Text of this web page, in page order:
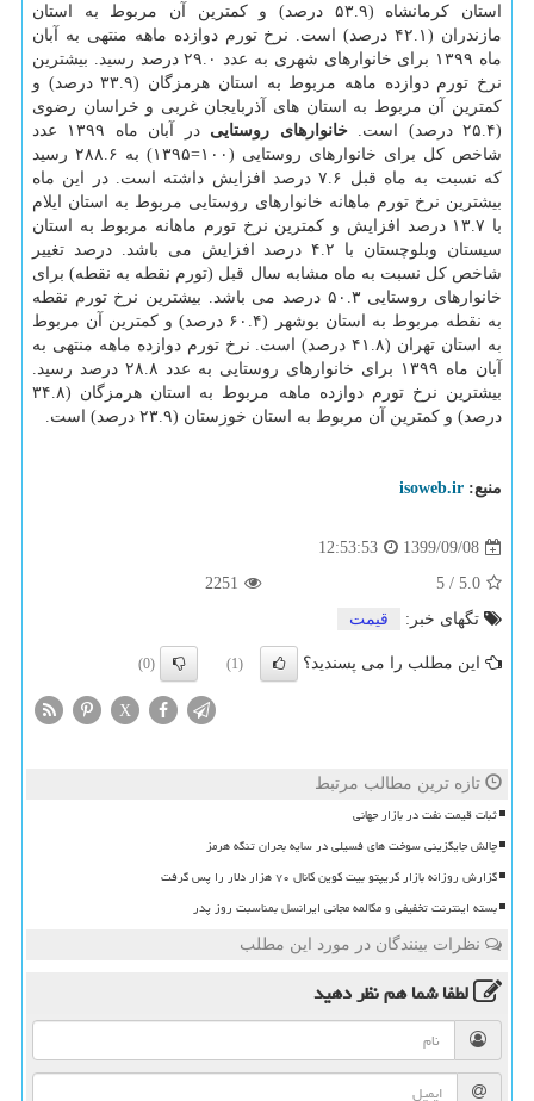
استان کرمانشاه (۵۳.۹ درصد) و کمترین آن مربوط به استان
مازندران (۴۲.۱ درصد) است. نرخ تورم دوازده ماهه منتهی به آبان
ماه ۱۳۹۹ برای خانوارهای شهری به عدد ۲۹.۰ درصد رسید. بیشترین
نرخ تورم دوازده ماهه مربوط به استان هرمزگان (۳۳.۹ درصد) و
کمترین آن مربوط به استان های آذربایجان غربی و خراسان رضوی
(۲۵.۴ درصد) است.
خانوارهای روستایی
در آبان ماه ۱۳۹۹ عدد
شاخص کل برای خانوارهای روستایی (۱۰۰=۱۳۹۵) به ۲۸۸.۶ رسید
که نسبت به ماه قبل ۷.۶ درصد افزایش داشته است. در این ماه
بیشترین نرخ تورم ماهانه خانوارهای روستایی مربوط به استان ایلام
با ۱۳.۷ درصد افزایش و کمترین نرخ تورم ماهانه مربوط به استان
سیستان وبلوچستان با ۴.۲ درصد افزایش می باشد. درصد تغییر
شاخص کل نسبت به ماه مشابه سال قبل (تورم نقطه به نقطه) برای
خانوارهای روستایی ۵۰.۳ درصد می باشد. بیشترین نرخ تورم نقطه
به نقطه مربوط به استان بوشهر (۶۰.۴ درصد) و کمترین آن مربوط
به استان تهران (۴۱.۸ درصد) است. نرخ تورم دوازده ماهه منتهی به
آبان ماه ۱۳۹۹ برای خانوارهای روستایی به عدد ۲۸.۸ درصد رسید.
بیشترین نرخ تورم دوازده ماهه مربوط به استان هرمزگان (۳۴.۸
درصد) و کمترین آن مربوط به استان خوزستان (۲۳.۹ درصد) است.
منبع: isoweb.ir
1399/09/08
12:53:53
5.0
/
5
2251
تگهای خبر:
قیمت
این مطلب را می پسندید؟ (1)
(0)
X
تازه ترین مطالب مرتبط
ثبات قیمت نفت در بازار جهانی
چالش جایگزینی سوخت های فسیلی در سایه بحران تنگه هرمز
گزارش روزانه بازار کریپتو بیت کوین کانال ۷۰ هزار دلار را پس گرفت
بسته اینترنت تخفیفی و مکالمه مجانی ایرانسل بمناسبت روز پدر
نظرات بینندگان در مورد این مطلب
لطفا شما همنظر دهید